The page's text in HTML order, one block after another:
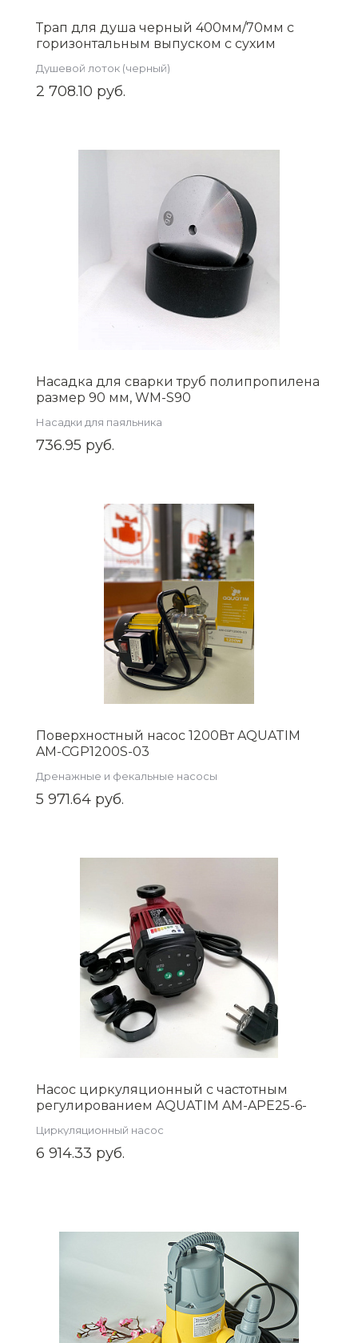
Трап для душа черный 400мм/70мм с
горизонтальным выпуском с сухим
Душевой лоток (черный)
2 708.10 руб.
Насадка для сварки труб полипропилена
размер 90 мм, WM-S90
Насадки для паяльника
736.95 руб.
Поверхностный насос 1200Вт AQUATIM
AM-CGP1200S-03
Дренажные и фекальные насосы
5 971.64 руб.
Насос циркуляционный с частотным
регулированием AQUATIM AM-APE25-6-
Циркуляционный насос
6 914.33 руб.